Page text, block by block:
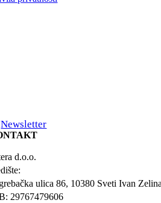
Newsletter
d.o.o.
ulica 86, 10380 Sveti Ivan
29767479606